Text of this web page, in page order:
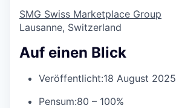
SMG Swiss Marketplace Group
Lausanne, Switzerland
Auf einen Blick
Veröffentlicht:18 August 2025
Pensum:80 – 100%